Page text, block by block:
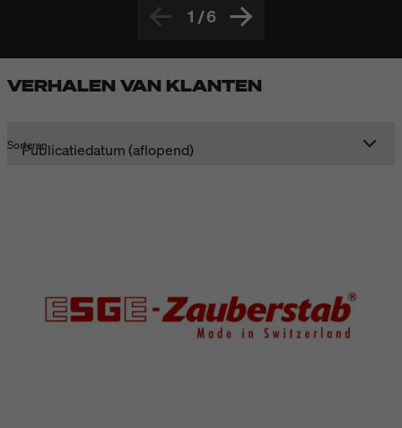
1 /6
VERHALEN VAN KLANTEN
Sorteren